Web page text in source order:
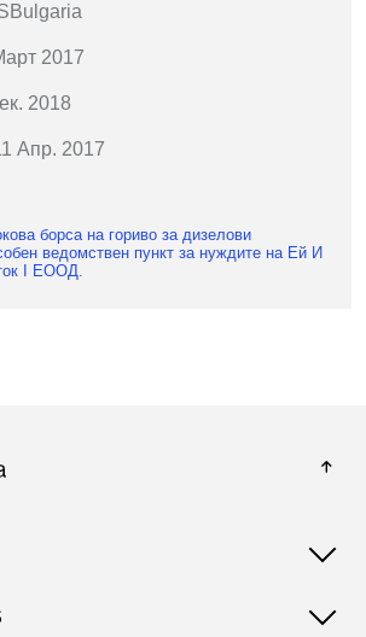
2017
2018
Апр. 2017
борса на гориво за дизелови
ведомствен пункт за нуждите на Ей И
I ЕООД.